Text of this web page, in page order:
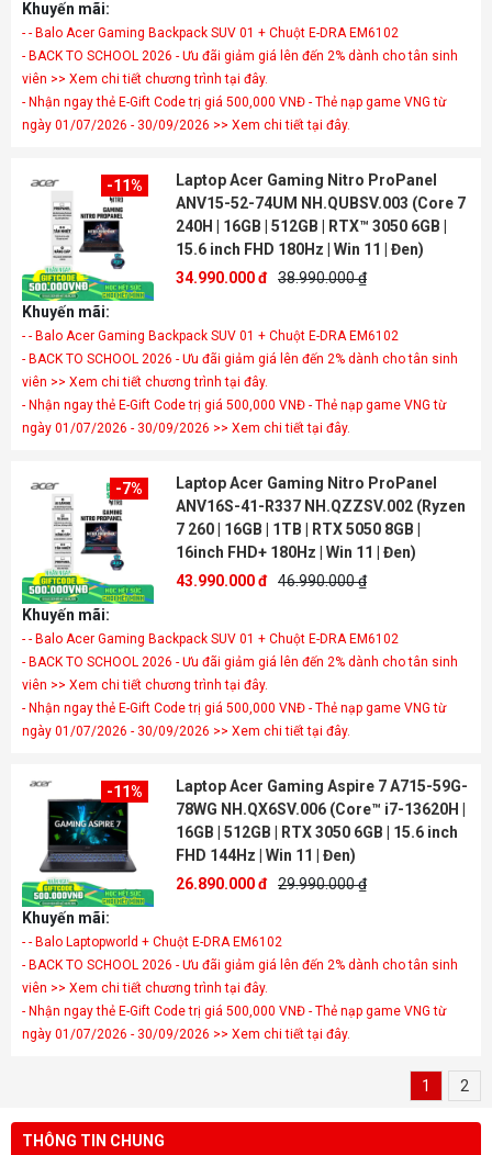
Khuyến mãi:
- - Balo Acer Gaming Backpack SUV 01 + Chuột E-DRA EM6102
- BACK TO SCHOOL 2026 - Ưu đãi giảm giá lên đến 2% dành cho tân sinh
viên >> Xem chi tiết chương trình tại đây.
- Nhận ngay thẻ E-Gift Code trị giá 500,000 VNĐ - Thẻ nạp game VNG từ
ngày 01/07/2026 - 30/09/2026 >> Xem chi tiết tại đây.
-11%
Laptop Acer Gaming Nitro ProPanel
ANV15-52-74UM NH.QUBSV.003 (Core 7
240H | 16GB | 512GB | RTX™ 3050 6GB |
15.6 inch FHD 180Hz | Win 11 | Đen)
34.990.000 đ 38.990.000 ₫
Khuyến mãi:
- - Balo Acer Gaming Backpack SUV 01 + Chuột E-DRA EM6102
- BACK TO SCHOOL 2026 - Ưu đãi giảm giá lên đến 2% dành cho tân sinh
viên >> Xem chi tiết chương trình tại đây.
- Nhận ngay thẻ E-Gift Code trị giá 500,000 VNĐ - Thẻ nạp game VNG từ
ngày 01/07/2026 - 30/09/2026 >> Xem chi tiết tại đây.
-7%
Laptop Acer Gaming Nitro ProPanel
ANV16S-41-R337 NH.QZZSV.002 (Ryzen
7 260 | 16GB | 1TB | RTX 5050 8GB |
16inch FHD+ 180Hz | Win 11 | Đen)
43.990.000 đ 46.990.000 ₫
Khuyến mãi:
- - Balo Acer Gaming Backpack SUV 01 + Chuột E-DRA EM6102
- BACK TO SCHOOL 2026 - Ưu đãi giảm giá lên đến 2% dành cho tân sinh
viên >> Xem chi tiết chương trình tại đây.
- Nhận ngay thẻ E-Gift Code trị giá 500,000 VNĐ - Thẻ nạp game VNG từ
ngày 01/07/2026 - 30/09/2026 >> Xem chi tiết tại đây.
-11%
Laptop Acer Gaming Aspire 7 A715-59G-
78WG NH.QX6SV.006 (Core™ i7-13620H |
16GB | 512GB | RTX 3050 6GB | 15.6 inch
FHD 144Hz | Win 11 | Đen)
26.890.000 đ 29.990.000 ₫
Khuyến mãi:
- - Balo Laptopworld + Chuột E-DRA EM6102
- BACK TO SCHOOL 2026 - Ưu đãi giảm giá lên đến 2% dành cho tân sinh
viên >> Xem chi tiết chương trình tại đây.
- Nhận ngay thẻ E-Gift Code trị giá 500,000 VNĐ - Thẻ nạp game VNG từ
ngày 01/07/2026 - 30/09/2026 >> Xem chi tiết tại đây.
1 2
THÔNG TIN CHUNG